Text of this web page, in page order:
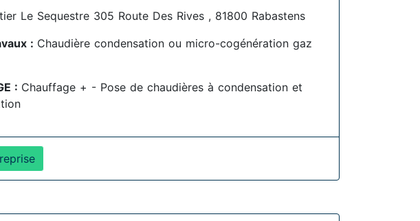
Le Sequestre 305 Route Des Rives , 81800 Rabastens
: Chaudière condensation ou micro-cogénération gaz
: Chauffage + - Pose de chaudières à condensation et